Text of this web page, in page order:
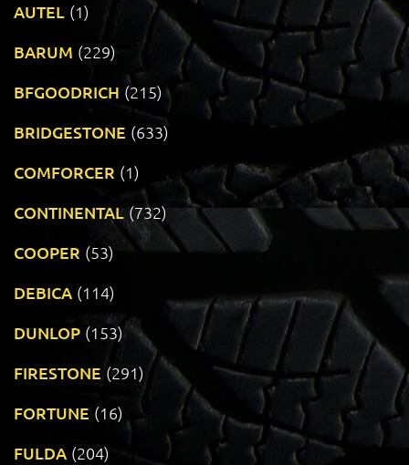
AUTEL (1)
BARUM (229)
BFGOODRICH (215)
BRIDGESTONE (633)
COMFORCER (1)
CONTINENTAL (732)
COOPER (53)
DEBICA (114)
DUNLOP (153)
FIRESTONE (291)
FORTUNE (16)
FULDA (204)